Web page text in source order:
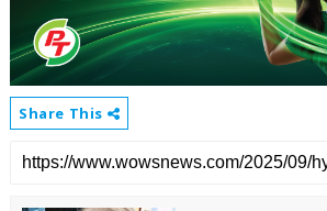
Share This